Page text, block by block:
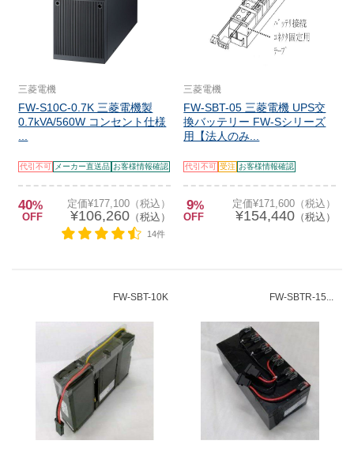
三菱電機
FW-S10C-0.7K 三菱電機製
0.7kVA/560W コンセント仕様
代引不可 メーカー直送品 お客様情報確認
40%
OFF
定価¥177,100（税込）
¥106,260（税込）
14件
三菱電機
FW-SBT-05 三菱電機 UPS交
換バッテリー FW-Sシリーズ
用【法人のみ...
代引不可 受注 お客様情報確認
9%
OFF
定価¥171,600（税込）
¥154,440（税込）
FW-SBT-10K FW-SBTR-15...